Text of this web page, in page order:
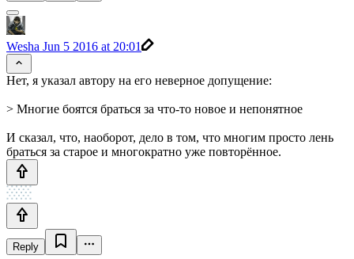
Wesha Jun 5 2016 at 20:01
Нет, я указал автору на его неверное допущение:
> Многие боятся браться за что-то новое и непонятное
И сказал, что, наоборот, дело в том, что многим просто лень
браться за старое и многократно уже повторённое.
Reply